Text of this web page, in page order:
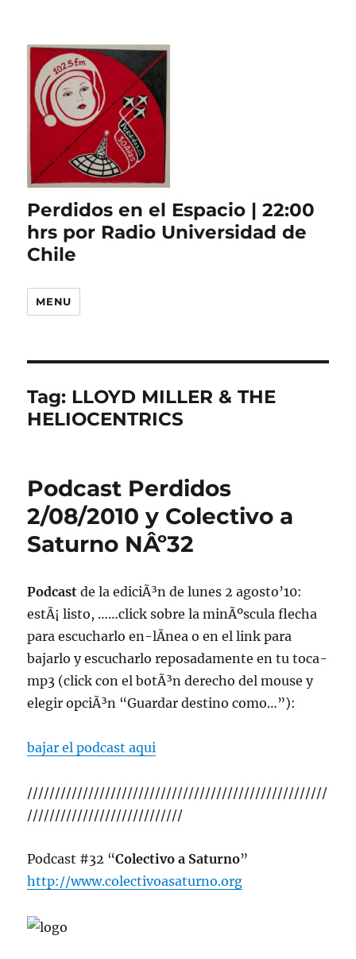
Perdidos en el Espacio | 22:00
hrs por Radio Universidad de
Chile
MENU
Tag: LLOYD MILLER & THE
HELIOCENTRICS
Podcast Perdidos
2/08/2010 y Colectivo a
Saturno NÂº32
Podcastde la ediciÃ³n de lunes 2 agosto’10:
estÃ¡ listo, ……click sobre la minÃºscula flecha
para escucharlo en-lÃ­nea o en el link para
bajarlo y escucharlo reposadamente en tu toca-
mp3 (click con el botÃ³n derecho del mouse y
elegir opciÃ³n “Guardar destino como…”):
bajar el podcast aqui
//////////////////////////////////////////////////////
////////////////////////////
Podcast #32 “Colectivo a Saturno”
http://www.colectivoasaturno.org